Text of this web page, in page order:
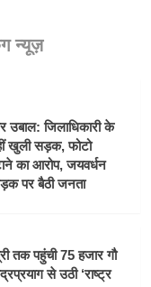
न्यूज़
उबाल: जिलाधिकारी के
खुली सड़क, फोटो
का आरोप, जयवर्धन
पर बैठी जनता
तक पहुंची 75 हजार गौ
से उठी ‘राष्ट्र